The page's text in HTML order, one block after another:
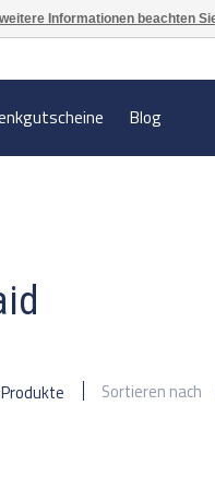
Blog
Sortieren nach
Informationen beachten